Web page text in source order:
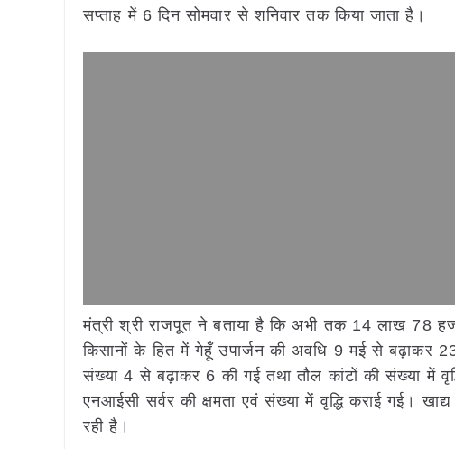
सप्ताह में 6 दिन सोमवार से शनिवार तक किया जाता है।
मंत्री श्री राजपूत ने बताया है कि अभी तक 14 लाख 78
किसानों के हित में गेहूँ उपार्जन की अवधि 9 मई से बढ़ाकर
संख्या 4 से बढ़ाकर 6 की गई तथा तौल कांटों की संख्या में
एनआईसी सर्वर की क्षमता एवं संख्या में वृद्धि कराई गई। खाद्य
रही है।